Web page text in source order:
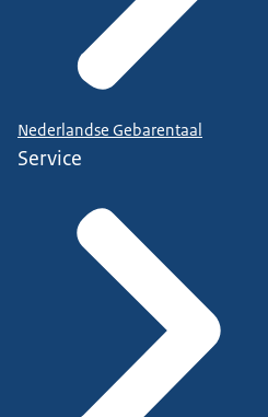
Nederlandse Gebarentaal
Service